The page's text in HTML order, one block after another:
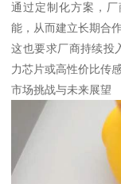
通过定制化方案，
能，从而建立长期合作
这也要求厂商持续投
力芯片或高性价比传感
市场挑战与未来展望